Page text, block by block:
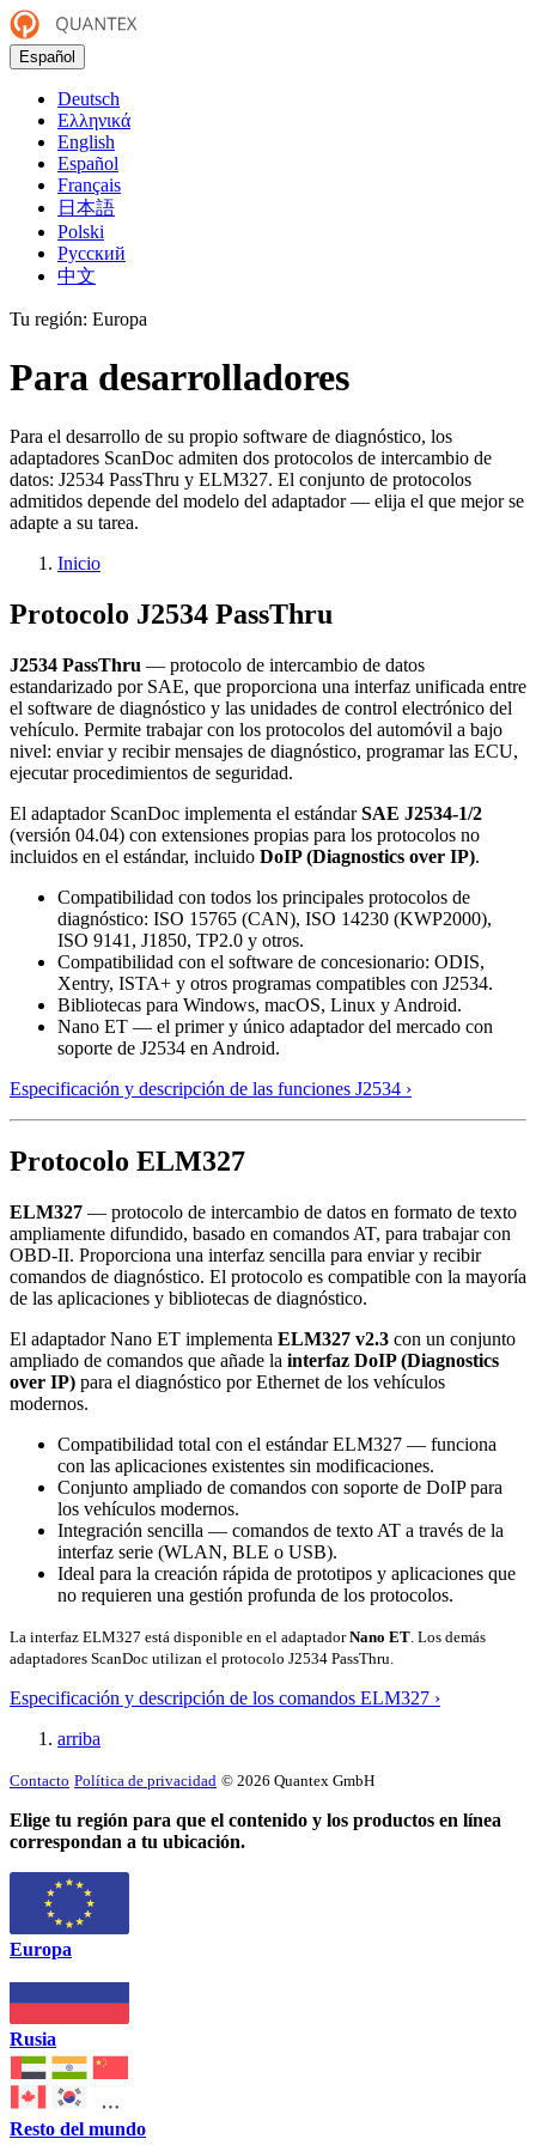
Español
Deutsch
Ελληνικά
English
Español
Français
日本語
Polski
Русский
中文
Tu región: Europa
Para desarrolladores
Para el desarrollo de su propio software de diagnóstico, los
adaptadores ScanDoc admiten dos protocolos de intercambio de
datos: J2534 PassThru y ELM327. El conjunto de protocolos
admitidos depende del modelo del adaptador — elija el que mejor se
adapte a su tarea.
Inicio
Protocolo J2534 PassThru
J2534 PassThru — protocolo de intercambio de datos
estandarizado por SAE, que proporciona una interfaz unificada entre
el software de diagnóstico y las unidades de control electrónico del
vehículo. Permite trabajar con los protocolos del automóvil a bajo
nivel: enviar y recibir mensajes de diagnóstico, programar las ECU,
ejecutar procedimientos de seguridad.
El adaptador ScanDoc implementa el estándarSAE J2534-1/2
(versión 04.04) con extensiones propias para los protocolos no
incluidos en el estándar, incluido DoIP (Diagnostics over IP).
Compatibilidad con todos los principales protocolos de
diagnóstico: ISO 15765 (CAN), ISO 14230 (KWP2000),
ISO 9141, J1850, TP2.0 y otros.
Compatibilidad con el software de concesionario: ODIS,
Xentry, ISTA+ y otros programas compatibles con J2534.
Bibliotecas para Windows, macOS, Linux y Android.
Nano ET — el primer y único adaptador del mercado con
soporte de J2534 en Android.
Especificación y descripción de las funciones J2534 ›
Protocolo ELM327
ELM327 — protocolo de intercambio de datos en formato de texto
ampliamente difundido, basado en comandos AT, para trabajar con
OBD-II. Proporciona una interfaz sencilla para enviar y recibir
comandos de diagnóstico. El protocolo es compatible con la mayoría
de las aplicaciones y bibliotecas de diagnóstico.
El adaptador Nano ET implementa ELM327 v2.3 con un conjunto
ampliado de comandos que añade la interfaz DoIP (Diagnostics
over IP) para el diagnóstico por Ethernet de los vehículos
modernos.
Compatibilidad total con el estándar ELM327 — funciona
con las aplicaciones existentes sin modificaciones.
Conjunto ampliado de comandos con soporte de DoIP para
los vehículos modernos.
Integración sencilla — comandos de texto AT a través de la
interfaz serie (WLAN, BLE o USB).
Ideal para la creación rápida de prototipos y aplicaciones que
no requieren una gestión profunda de los protocolos.
La interfaz ELM327 está disponible en el adaptadorNano ET . Los demás
adaptadores ScanDoc utilizan el protocolo J2534 PassThru.
Especificación y descripción de los comandos ELM327 ›
arriba
Contacto Política de privacidad © 2026 Quantex GmbH
Elige tu región para que el contenido y los productos en línea
correspondan a tu ubicación.
Europa
Rusia
Resto del mundo